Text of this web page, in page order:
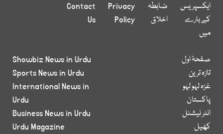
ایکسپریس
کے بارے
میں
ضابطہ
اخلاق
Privacy
Policy
Contact
Us
صفحۂ اول
تازہ ترین
غزہ لہو لہو
پاکستان
انٹر نیشنل
کھیل
Showbiz News in Urdu
Sports News in Urdu
International News in
Urdu
Business News in Urdu
Urdu Magazine